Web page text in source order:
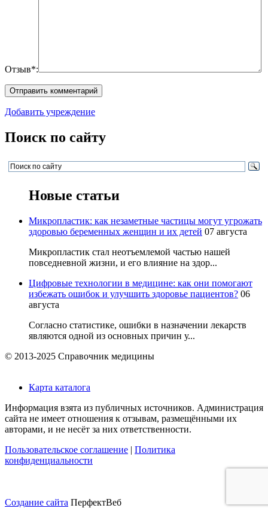
Отзыв*:
Добавить учреждение
Поиск по сайту
Новые статьи
Микропластик: как незаметные частицы могут угрожать
здоровью беременных женщин и их детей 07 августа
Микропластик стал неотъемлемой частью нашей
повседневной жизни, и его влияние на здор...
Цифровые технологии в медицине: как они помогают
избежать ошибок и улучшить здоровье пациентов? 06
августа
Согласно статистике, ошибки в назначении лекарств
являются одной из основных причин у...
© 2013-2025 Справочник медицины
Карта каталога
Информация взята из публичных источников. Администрация
сайта не имеет отношения к отзывам, размещёнными их
авторами, и не несёт за них ответственности.
Пользовательское соглашение | Политика
конфиденциальности
Создание сайта ПерфектВеб